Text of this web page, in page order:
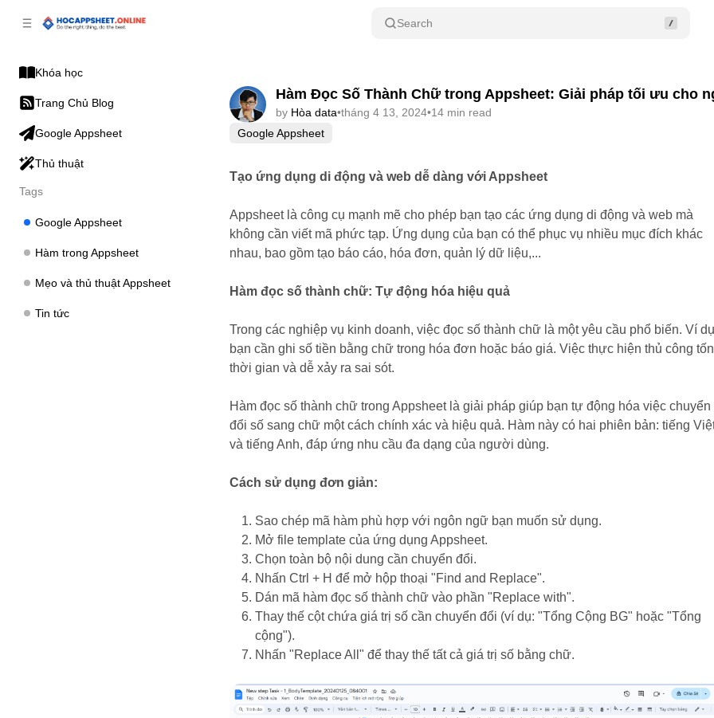
Search
Khóa học
Trang Chủ Blog
Google Appsheet
Thủ thuật
Tags
Google Appsheet
Hàm trong Appsheet
Mẹo và thủ thuật Appsheet
Tin tức
Hàm Đọc Số Thành Chữ trong Appsheet: Giải pháp tối ưu cho
by Hòa data•tháng 4 13, 2024•14 min read
Google Appsheet
Tạo ứng dụng di động và web dễ dàng với Appsheet
Appsheet là công cụ mạnh mẽ cho phép bạn tạo các ứng dụng di động và web mà
không cần viết mã phức tạp. Ứng dụng của bạn có thể phục vụ nhiều mục đích khác
nhau, bao gồm tạo báo cáo, hóa đơn, quản lý dữ liệu,...
Hàm đọc số thành chữ: Tự động hóa hiệu quả
Trong các nghiệp vụ kinh doanh, việc đọc số thành chữ là một yêu cầu phổ biến. Ví
bạn cần ghi số tiền bằng chữ trong hóa đơn hoặc báo giá. Việc thực hiện thủ công tốn
thời gian và dễ xảy ra sai sót.
Hàm đọc số thành chữ trong Appsheet là giải pháp giúp bạn tự động hóa việc chuyển
đổi số sang chữ một cách chính xác và hiệu quả. Hàm này có hai phiên bản: tiếng
và tiếng Anh, đáp ứng nhu cầu đa dạng của người dùng.
Cách sử dụng đơn giản:
Sao chép mã hàm phù hợp với ngôn ngữ bạn muốn sử dụng.
Mở file template của ứng dụng Appsheet.
Chọn toàn bộ nội dung cần chuyển đổi.
Nhấn Ctrl + H để mở hộp thoại "Find and Replace".
Dán mã hàm đọc số thành chữ vào phần "Replace with".
Thay thế cột chứa giá trị số cần chuyển đổi (ví dụ: "Tổng Cộng BG" hoặc "Tổng
cộng").
Nhấn "Replace All" để thay thế tất cả giá trị số bằng chữ.